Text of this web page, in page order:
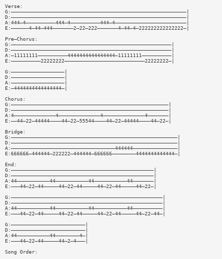
Verse:
G:———————————————————————————————————————————————————————————|
D:———————————————————————————————————————————————————————————|
A:444—4——————————444—4——————————444—4————————————————————————|
E:——————4—44—444———————2—22—222———————4—44—4—222222222222222—|
Pre—Chorus:
G:——————————————————————————————————————————————————————|
D:——————————————————————————————————————————————————————|
A:—11111111——————————4444444444444444—11111111——————————|
E:——————————22222222———————————————————————————22222222—|
G:——————————————————|
D:——————————————————|
A:——————————————————|
E:—4444444444444444—|
Chorus:
G:—————————————————————————————————————————————————————|
D:—————————————————————————————————————————————————————|
A:4——————————————4——————————————4——————————————4———————|
E:——44—22—44444————44—22—55544————44—22—44444————44—22—|
Bridge:
G:————————————————————————————————————————————————————————|
D:————————————————————————————————————————————————————————|
A:———————————————————————————————————444444———————————————|
E:666666—444444—222222—444444—666666————————4444444444444—|
End:
G:————————————————————————————————————————————————|
D:————————————————————————————————————————————————|
A:44———————————44———————————44———————————44———————|
E:———44—22—44—————44—22—44—————44—22—44—————44—22—|
G:———————————————————————————————————————————————————|
D:———————————————————————————————————————————————————|
A:44———————————44———————————44———————————44——————————|
E:———44—22—44—————44—22—44—————44—22—44—————44—22—44—|
G:—————————————————————————|
D:—————————————————————————|
A:44———————————44————————4—|
E:———44—22—44—————44—2—4———|
Song Order: